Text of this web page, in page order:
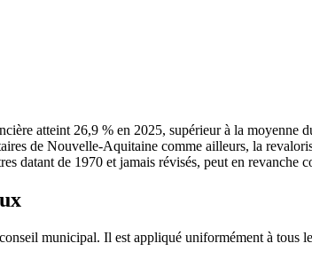
atteint 26,9 % en 2025, supérieur à la moyenne
de Nouvelle-Aquitaine comme ailleurs, la
datant de 1970 et jamais révisés, peut en revanche
municipal. Il est appliqué uniformément à tous